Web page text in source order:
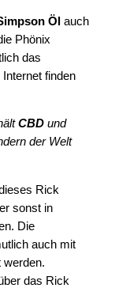
Öl auch
Phönix
das
finden
CBD und
der Welt
Rick
sonst in
Die
auch mit
werden.
das Rick